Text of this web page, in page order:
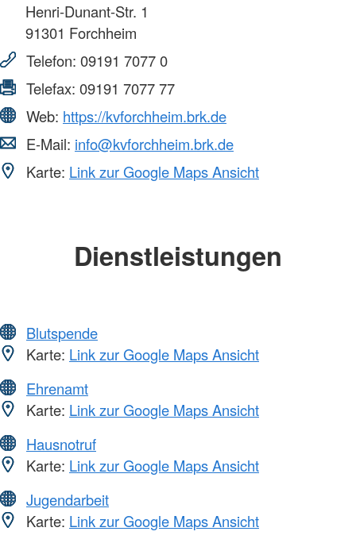
Henri-Dunant-Str. 1
91301 Forchheim
Telefon: 09191 7077 0
Telefax: 09191 7077 77
Web: https://kvforchheim.brk.de
E-Mail: info@kvforchheim.brk.de
Karte: Link zur Google Maps Ansicht
Dienstleistungen
Blutspende
Karte: Link zur Google Maps Ansicht
Ehrenamt
Karte: Link zur Google Maps Ansicht
Hausnotruf
Karte: Link zur Google Maps Ansicht
Jugendarbeit
Karte: Link zur Google Maps Ansicht